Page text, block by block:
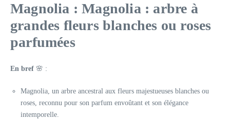
Magnolia : Magnolia : arbre à
grandes fleurs blanches ou roses
parfumées
En bref 🌸 :
Magnolia, un arbre ancestral aux fleurs majestueuses blanches ou
roses, reconnu pour son parfum envoûtant et son élégance
intemporelle.